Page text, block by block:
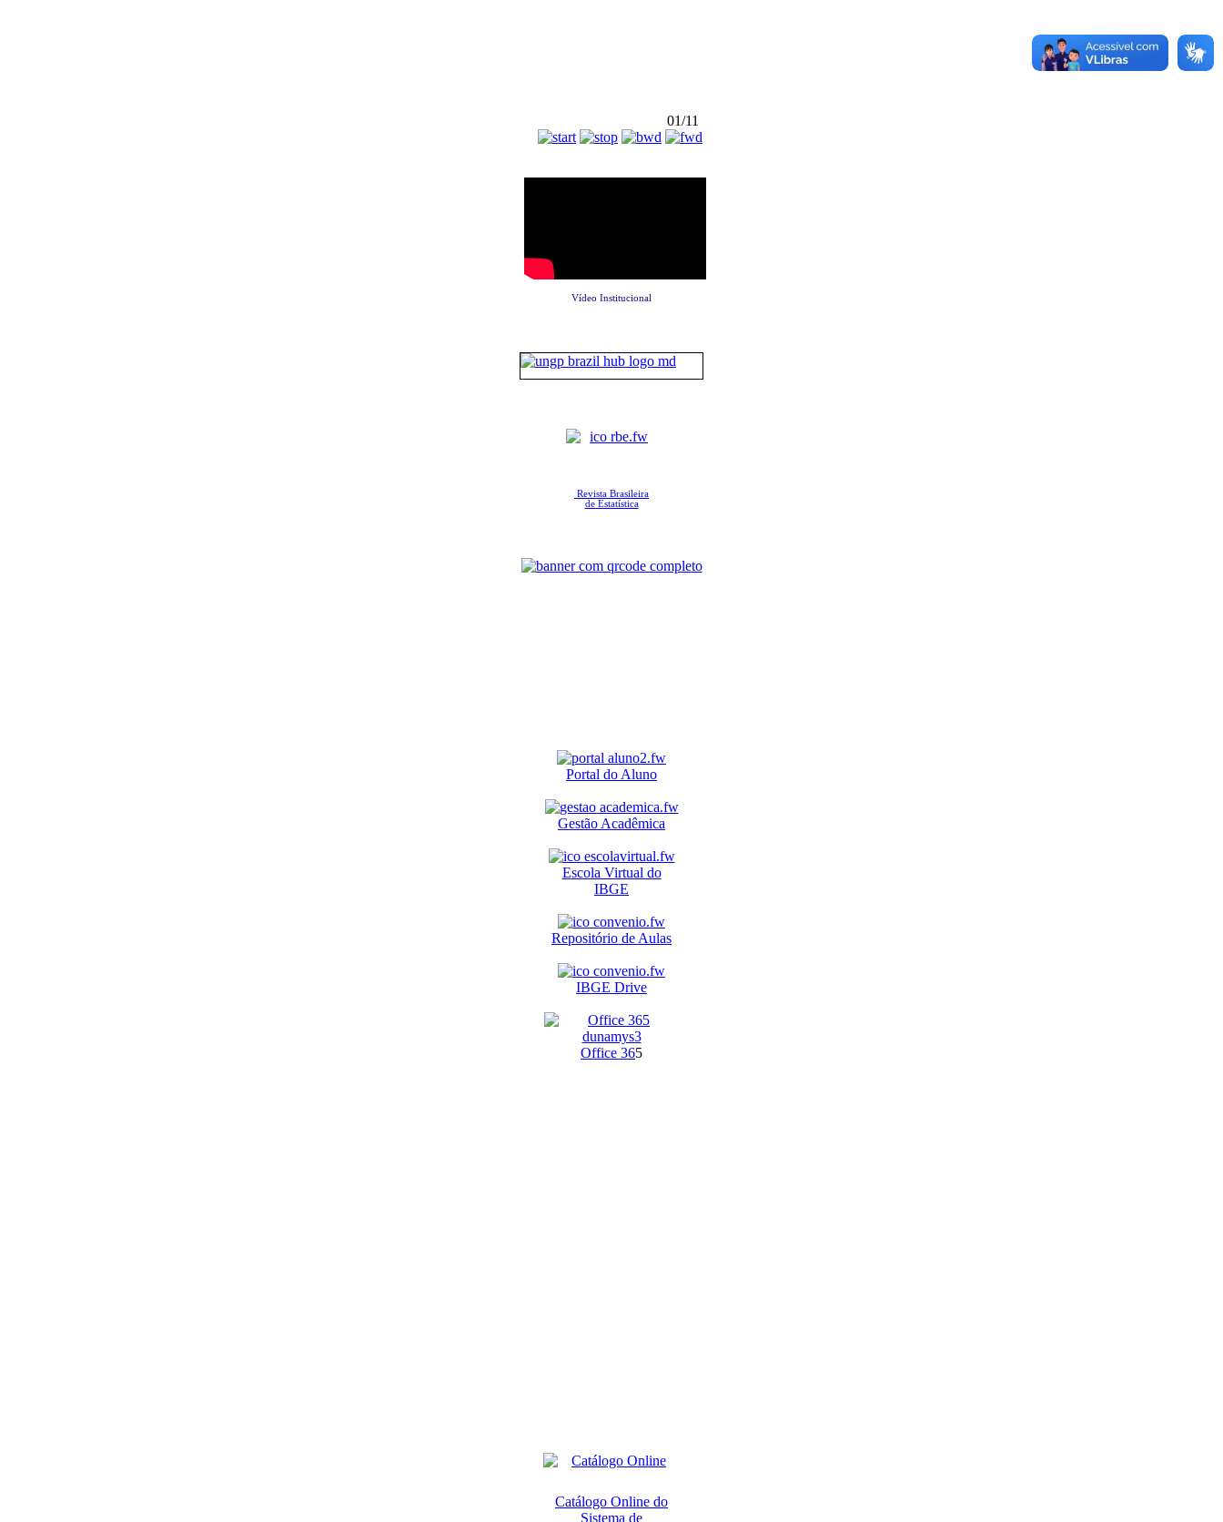
01/11
Vídeo Institucional
Revista Brasileira
de Estatística
Portal do Aluno
Gestão Acadêmica
Escola Virtual do
IBGE
Repositório de Aulas
IBGE Drive
Office 365
Catálogo Online do
Sistema de